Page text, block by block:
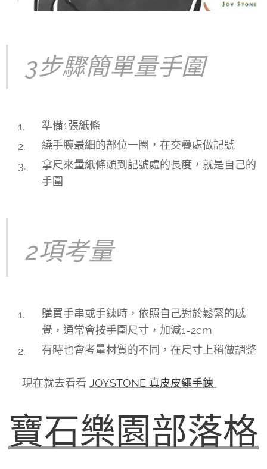
3步驟簡單量手圍
準備1張紙條
繞手腕最細的部位一圈，在交疊處做記號
拿尺來量紙條頭到記號處的長度，就是自己的
手圍
2項考量
購買手串或手鍊時，依照自己對於鬆緊的感
覺，通常會按手圍尺寸，加減1-2cm
有時也會考量材質的不同，在尺寸上稍做調整
👉 現在就去看看 JOYSTONE 真皮皮繩手鍊
寶石樂園部落格